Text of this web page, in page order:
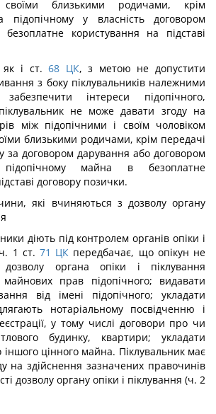
близькими родичами, крім
підопічному у власність договором
користування на підставі
і ст. 68 ЦК, з метою не допустити
з боку піклувальників належними
інтереси підопічного,
не може давати згоду на
між підопічними і своїм чоловіком
близькими родичами, крім передачі
за договором дарування або договором
майна в безоплатне
договору позички.
які вчиняються з дозволу органу
діють під контролем органів опіки і
1 ст. 71 ЦК передбачає, що опікун не
органа опіки і піклування
майнових прав підопічного; видавати
від імені підопічного; укладати
нотаріальному посвідченню і
у тому числі договори про чи
будинку, квартири; укладати
іншого цінного майна. Піклувальник має
на здійснення зазначених правочинів
дозволу органу опіки і піклування (ч. 2